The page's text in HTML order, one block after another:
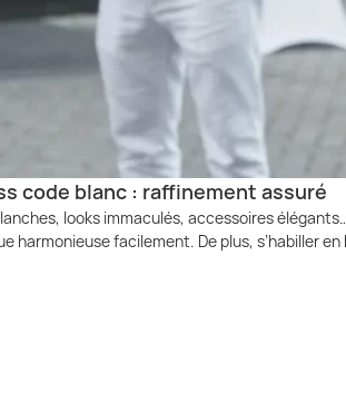
code blanc : raffinement assuré
looks immaculés, accessoires
harmonieuse facilement. De plus, s’habiller